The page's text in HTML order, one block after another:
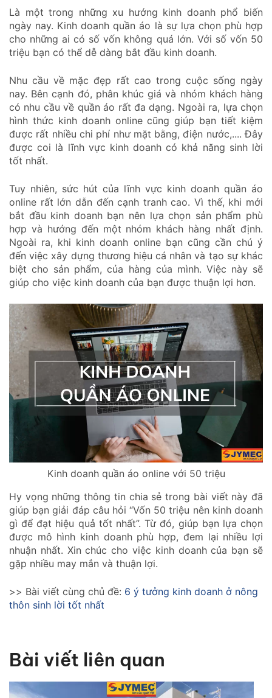
Là một trong những xu hướng kinh doanh phổ biến
ngày nay. Kinh doanh quần áo là sự lựa chọn phù hợp
cho những ai có số vốn không quá lớn. Với số vốn 50
triệu bạn có thể dễ dàng bắt đầu kinh doanh.
Nhu cầu về mặc đẹp rất cao trong cuộc sống ngày
nay. Bên cạnh đó, phân khúc giá và nhóm khách hàng
có nhu cầu về quần áo rất đa dạng. Ngoài ra, lựa chọn
hình thức kinh doanh online cũng giúp bạn tiết kiệm
được rất nhiều chi phí như mặt bằng, điện nước,.... Đây
được coi là lĩnh vực kinh doanh có khả năng sinh lời
tốt nhất.
Tuy nhiên, sức hút của lĩnh vực kinh doanh quần áo
online rất lớn dẫn đến cạnh tranh cao. Vì thế, khi mới
bắt đầu kinh doanh bạn nên lựa chọn sản phẩm phù
hợp và hướng đến một nhóm khách hàng nhất định.
Ngoài ra, khi kinh doanh online bạn cũng cần chú ý
đến việc xây dựng thương hiệu cá nhân và tạo sự khác
biệt cho sản phẩm, của hàng của mình. Việc này sẽ
giúp cho việc kinh doanh của bạn được thuận lợi hơn.
Kinh doanh quần áo online với 50 triệu
Hy vọng những thông tin chia sẻ trong bài viết này đã
giúp bạn giải đáp câu hỏi “Vốn 50 triệu nên kinh doanh
gì để đạt hiệu quả tốt nhất”. Từ đó, giúp bạn lựa chọn
được mô hình kinh doanh phù hợp, đem lại nhiều lợi
nhuận nhất. Xin chúc cho việc kinh doanh của bạn sẽ
gặp nhiều may mắn và thuận lợi.
>> Bài viết cùng chủ đề: 6 ý tưởng kinh doanh ở nông
thôn sinh lời tốt nhất
Bài viết liên quan